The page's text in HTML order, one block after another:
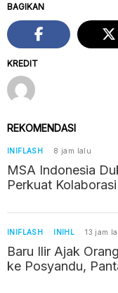
KREDIT
BAGIKAN
REKOMENDASI
INIFLASH 8 jam lalu
MSA Indonesia
Perkuat
INIFLASH INIHL 13 jam
Baru Ilir Ajak
ke Posyandu,